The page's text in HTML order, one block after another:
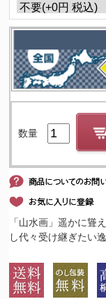
数量
「山水画」遥かに聳
し代々受け継ぎたい